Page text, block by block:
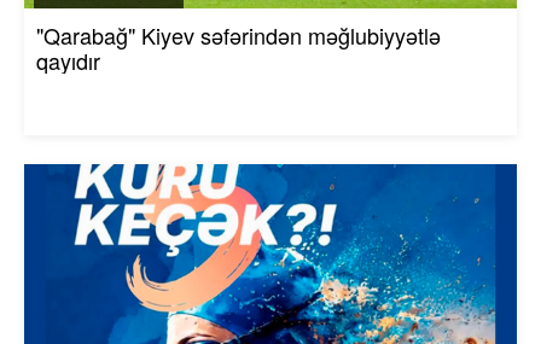
"Qarabağ" Kiyev səfərindən məğlubiyyətlə
qayıdır